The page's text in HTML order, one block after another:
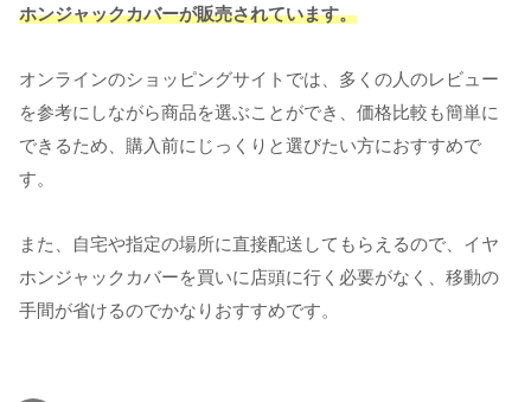
ホンジャックカバーが販売されています。
オンラインのショッピングサイトでは、多くの人のレビュー
を参考にしながら商品を選ぶことができ、価格比較も簡単に
できるため、購入前にじっくりと選びたい方におすすめで
す。
また、自宅や指定の場所に直接配送してもらえるので、イヤ
ホンジャックカバーを買いに店頭に行く必要がなく、移動の
手間が省けるのでかなりおすすめです。